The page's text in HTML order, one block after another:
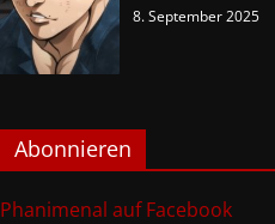
8. September 2025
Abonnieren
Phanimenal auf Facebook